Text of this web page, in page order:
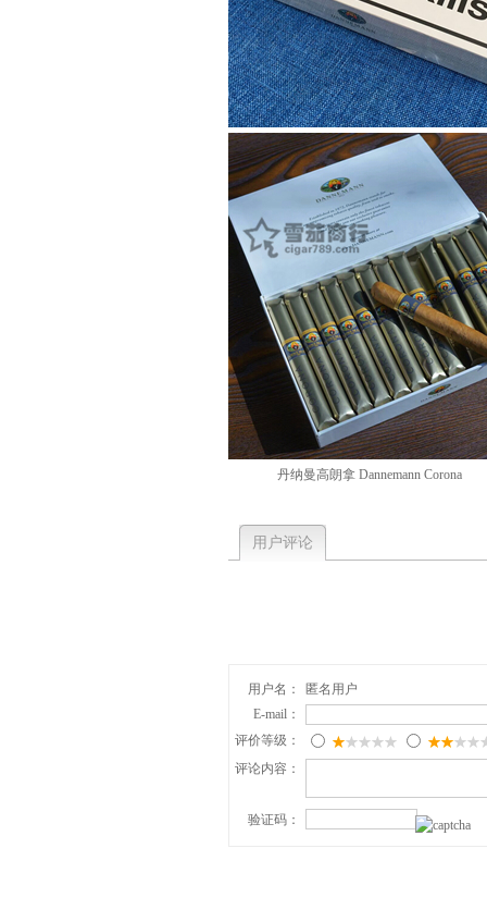
丹纳曼高朗拿 Dannemann Corona
用户评论
用户名：
匿名用户
E-mail：
评价等级：
评论内容：
验证码：